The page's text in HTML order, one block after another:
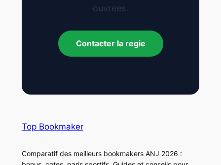
ouvrees.
Contacter la regie
Top Bookmaker
Comparatif des meilleurs bookmakers ANJ 2026 :